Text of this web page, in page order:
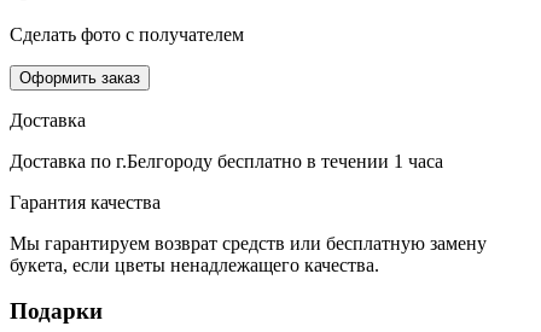
Сделать фото с получателем
Оформить заказ
Доставка
Доставка по г.Белгороду бесплатно в течении 1 часа
Гарантия качества
Мы гарантируем возврат средств или бесплатную замену
букета, если цветы ненадлежащего качества.
Подарки